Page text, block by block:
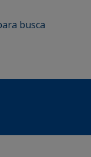
busca